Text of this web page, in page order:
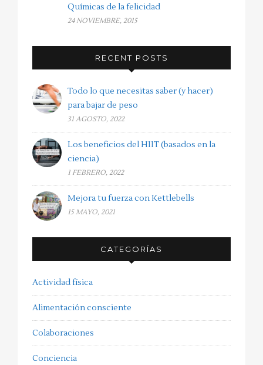
Químicas de la felicidad
24 NOVIEMBRE, 2015
RECENT POSTS
Todo lo que necesitas saber (y hacer)
para bajar de peso
31 AGOSTO, 2022
Los beneficios del HIIT (basados en la
ciencia)
1 FEBRERO, 2022
Mejora tu fuerza con Kettlebells
15 MAYO, 2021
CATEGORÍAS
Actividad física
Alimentación consciente
Colaboraciones
Conciencia